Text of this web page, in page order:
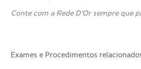
Conte com a Rede D’Or sempre que
Exames e Procedimentos